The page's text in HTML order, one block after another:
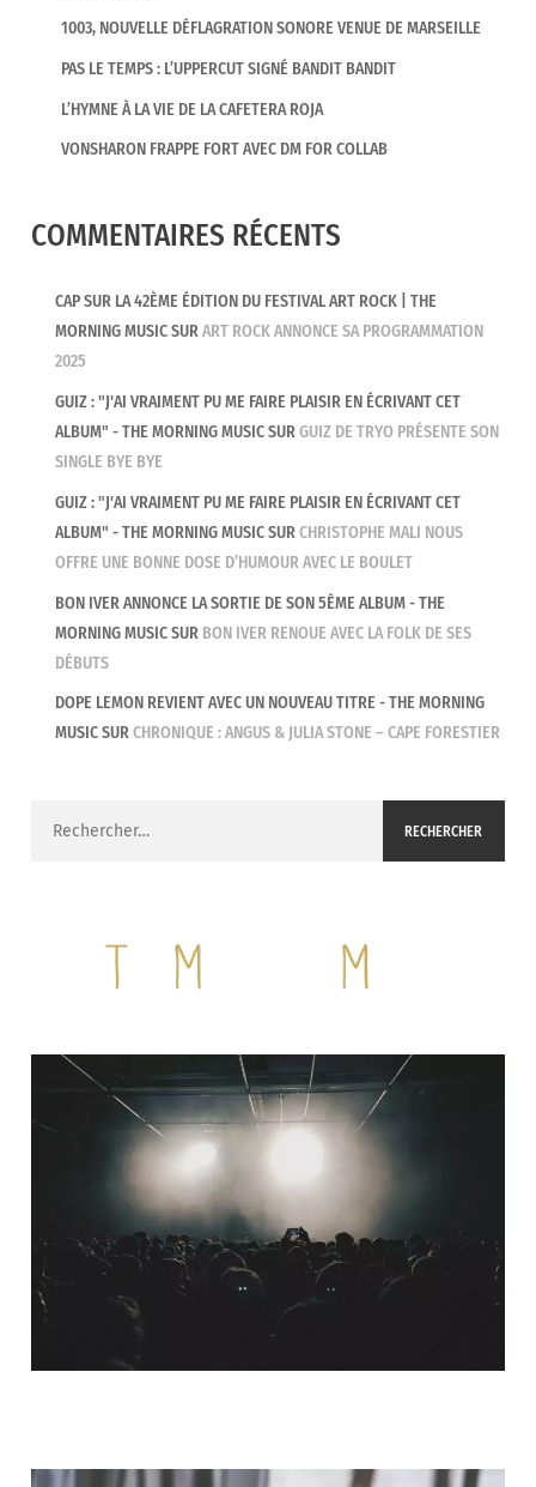
1003, NOUVELLE DÉFLAGRATION SONORE VENUE DE MARSEILLE
PAS LE TEMPS : L’UPPERCUT SIGNÉ BANDIT BANDIT
L’HYMNE À LA VIE DE LA CAFETERA ROJA
VONSHARON FRAPPE FORT AVEC DM FOR COLLAB
COMMENTAIRES RÉCENTS
CAP SUR LA 42ÈME ÉDITION DU FESTIVAL ART ROCK | THE
MORNING MUSICSURART ROCK ANNONCE SA PROGRAMMATION
2025
GUIZ : "J'AI VRAIMENT PU ME FAIRE PLAISIR EN ÉCRIVANT CET
ALBUM" - THE MORNING MUSICSURGUIZ DE TRYO PRÉSENTE SON
SINGLE BYE BYE
GUIZ : "J'AI VRAIMENT PU ME FAIRE PLAISIR EN ÉCRIVANT CET
ALBUM" - THE MORNING MUSICSURCHRISTOPHE MALI NOUS
OFFRE UNE BONNE DOSE D’HUMOUR AVEC LE BOULET
BON IVER ANNONCE LA SORTIE DE SON 5ÈME ALBUM - THE
MORNING MUSICSUR BON IVER RENOUE AVEC LA FOLK DE SES
DÉBUTS
DOPE LEMON REVIENT AVEC UN NOUVEAU TITRE - THE MORNING
MUSICSURCHRONIQUE : ANGUS & JULIA STONE – CAPE FORESTIER